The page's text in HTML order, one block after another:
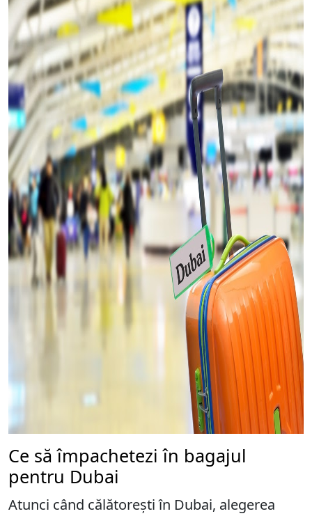
Ce să împachetezi în bagajul
pentru Dubai
Atunci când călătorești în Dubai, alegerea